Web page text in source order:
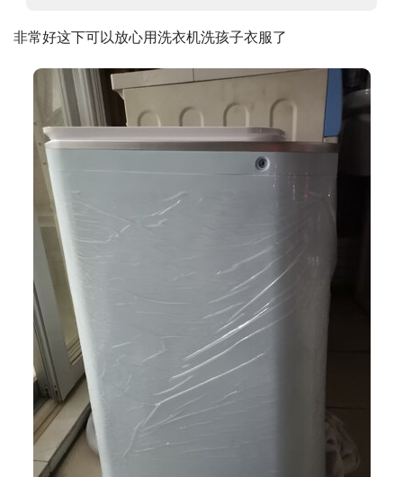
非常好这下可以放心用洗衣机洗孩子衣服了